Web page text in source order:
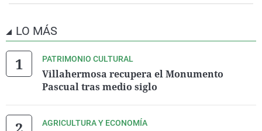
LO MÁS
PATRIMONIO CULTURAL
Villahermosa recupera el Monumento
Pascual tras medio siglo
AGRICULTURA Y ECONOMÍA